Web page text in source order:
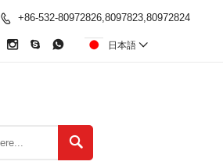
 +86-532-80972826,8097823,80972824
   日本語 
